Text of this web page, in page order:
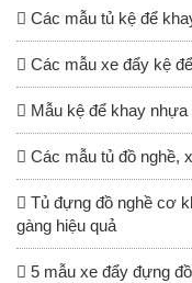
Các mẫu tủ kệ để
Các mẫu xe đẩy kệ
Mẫu kệ để khay
Các mẫu tủ đồ nghề,
Tủ đựng đồ nghề cơ
gàng hiệu quả
5 mẫu xe đẩy đựng